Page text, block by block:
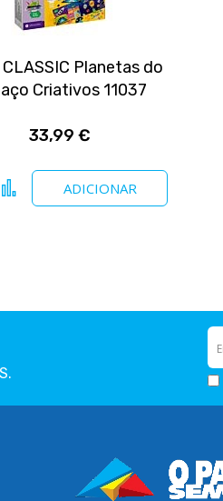
CLASSIC Planetas do
Criativos 11037
33,99 €
ADICIONAR
a favoritos
Comparar